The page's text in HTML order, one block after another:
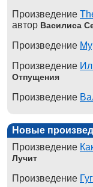
Произведение
автор Василиса
Произведение
Произведение
Отпущения
Произведение
Новые
Произведение
Лучит
Произведение